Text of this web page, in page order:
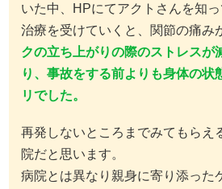
いた中、HPにてアクトさんを知っ
治療を受けていくと、関節の痛み
クの立ち上がりの際のストレスが
り、事故をする前よりも身体の状
リでした。
再発しないところまでみてもらえ
院だと思います。
病院とは異なり親身に寄り添った